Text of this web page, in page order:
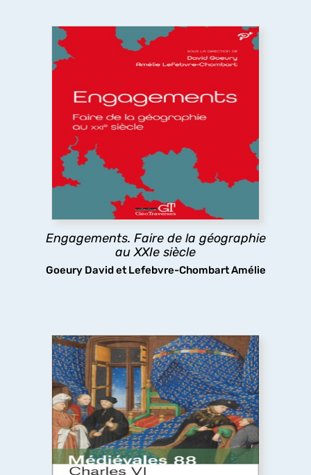
Engagements. Faire de la géographie
au XXIe siècle
Goeury David et Lefebvre-Chombart Amélie
Engagements. Faire de la géographie au
XXIe siècle
Que signifie s’engager à faire de la géographie
dans un monde incertain dominé par les chocs
politiques, économiques et environnementaux ?
Les géographes s’engagent pour construire une
science commune, ouverte, citoyenne et
participative.
découvrir
Charles VI ou les paradoxes d’un règne
Le long règne de Charles VI a longtemps été
considéré comme une catastrophe, pourtant les
arts et les lettres ont fleuri à sa cour, tandis que